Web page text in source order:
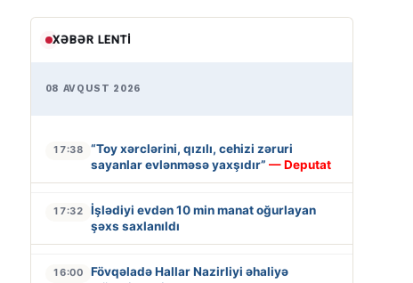
XƏBƏR LENTI
08 AVQUST 2026
17:38
“Toy xərclərini, qızılı, cehizi zəruri
sayanlar evlənməsə yaxşıdır” — Deputat
17:32
İşlədiyi evdən 10 min manat oğurlayan
şəxs saxlanıldı
16:00
Fövqəladə Hallar Nazirliyi əhaliyə